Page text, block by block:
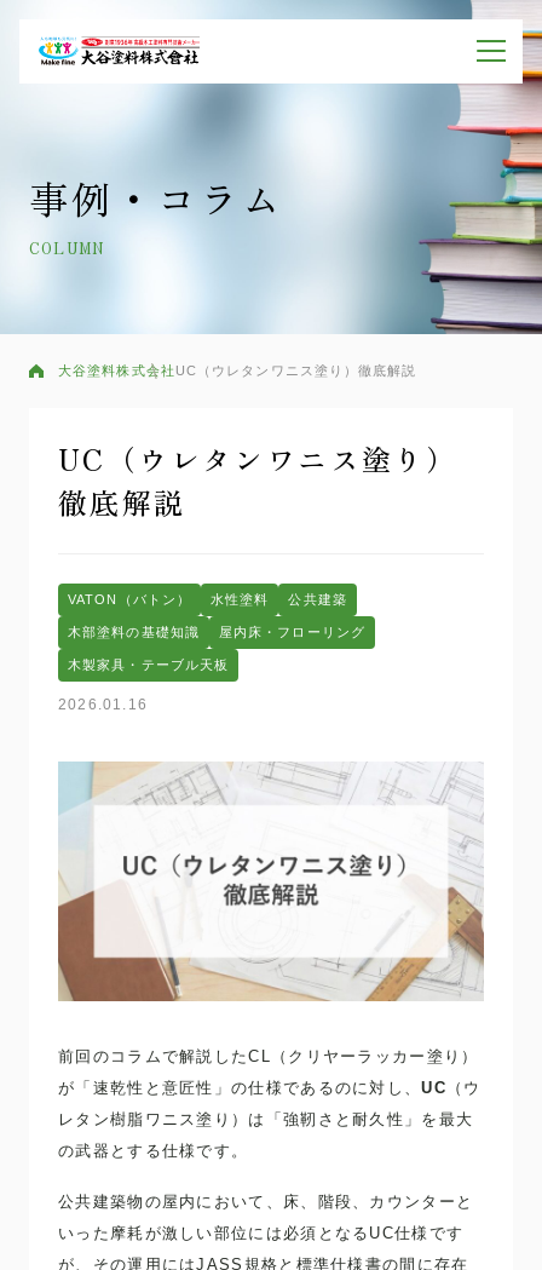
事例・コラム
COLUMN
大谷塗料株式会社 UC（ウレタンワニス塗り）徹底解説
UC（ウレタンワニス塗り）
徹底解説
VATON（バトン） 水性塗料 公共建築
木部塗料の基礎知識 屋内床・フローリング
木製家具・テーブル天板
2026.01.16
前回のコラムで解説したCL（クリヤーラッカー塗り）
が「速乾性と意匠性」の仕様であるのに対し、UC （ウ
レタン樹脂ワニス塗り）は「強靭さと耐久性」を最大
の武器とする仕様です。
公共建築物の屋内において、床、階段、カウンターと
いった摩耗が激しい部位には必須となるUC仕様です
が、その運用にはJASS規格と標準仕様書の間に存在